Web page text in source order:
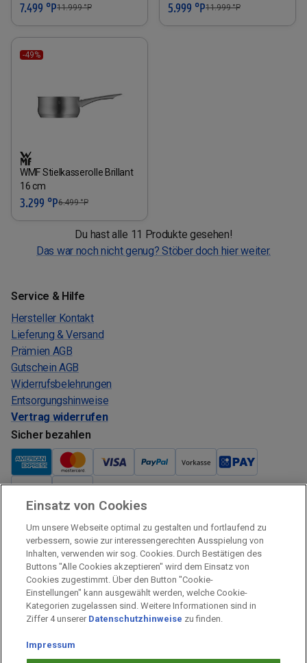
7.499 °P11.999°P 5.999 °P11.999°P
-49%
WMF Stielkasserolle Brillant
16 cm
3.299 °P6.499°P
Du hast alle 11 Produkte gesehen!
Das war noch nicht genug? Stöber doch hier weiter.
Service & Hilfe
Hersteller Kontakt
Lieferung & Versand
Prämien AGB
Gutschein AGB
Widerrufsbelehrungen
Entsorgungshinweise
Vertrag widerrufen
Sicher bezahlen
Verkauf und Versand
Kostenloser Versand:
Verkauf und Versand durch:
Verkauf Gutscheine durch:
Sicher einkaufen
Prämien Impressum
Einsatz von Cookies
Um unsere Webseite optimal zu gestalten und fortlaufend zu
verbessern, sowie zur interessengerechten Ausspielung von
Inhalten, verwenden wir sog. Cookies. Durch Bestätigen des
Buttons "Alle Cookies akzeptieren" wird dem Einsatz von
Cookies zugestimmt. Über den Button "Cookie-
Einstellungen" kann ausgewählt werden, welche Cookie-
Kategorien zugelassen sind. Weitere Informationen sind in
Ziffer 4 unserer Datenschutzhinweise zu finden.
Impressum